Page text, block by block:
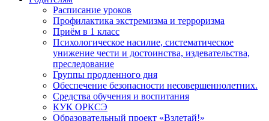
Расписание уроков
Профилактика экстремизма и терроризма
Приём в 1 класс
Психологическое насилие, систематическое
унижение чести и достоинства, издевательства,
преследование
Группы продленного дня
Обеспечение безопасности несовершеннолетних.
Средства обучения и воспитания
КУК ОРКСЭ
Образовательный проект «Взлетай!»